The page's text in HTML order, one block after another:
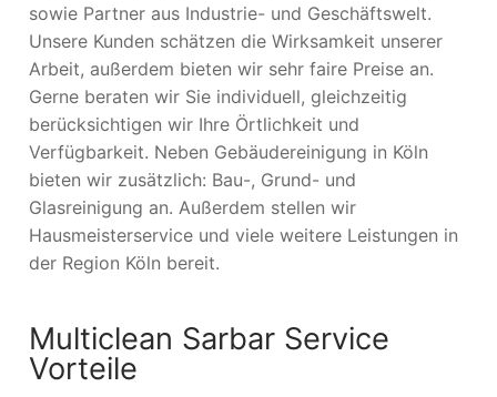
sowie Partner aus Industrie- und Geschäftswelt.
Unsere Kunden schätzen die Wirksamkeit unserer
Arbeit, außerdem bieten wir sehr faire Preise an.
Gerne beraten wir Sie individuell, gleichzeitig
berücksichtigen wir Ihre Örtlichkeit und
Verfügbarkeit. Neben Gebäudereinigung in Köln
bieten wir zusätzlich: Bau-, Grund- und
Glasreinigung an. Außerdem stellen wir
Hausmeisterservice und viele weitere Leistungen in
der Region Köln bereit.
Multiclean Sarbar Service
Vorteile